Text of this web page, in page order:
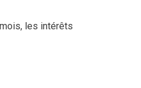
les intérêts